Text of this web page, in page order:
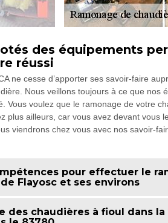
des équipements
réussi
ne cesse d’apporter ses savoir-faire
Nous veillons toujours à ce que nos
Vous voulez que le ramonage de votre
plus ailleurs, car vous avez devant vous
viendrons chez vous avec nos savoir-
pour effectuer le
Flayosc et ses environs
des chaudières à fioul dans